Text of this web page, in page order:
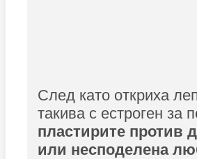
След като откриха
такива с естроген за
пластирите против
или несподелена